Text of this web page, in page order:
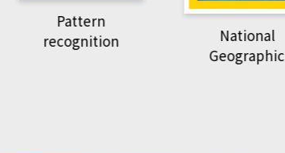
Pattern
recognition
National
Geographic